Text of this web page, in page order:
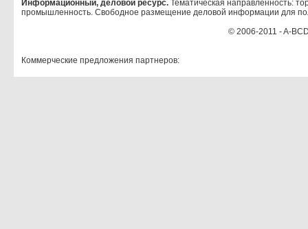
Информационный, деловой ресурс. Тематическая направленность:
промышленность. Свободное размещение деловой информации для
© 2006-2011 - A-
Коммерческие предложения партнеров: